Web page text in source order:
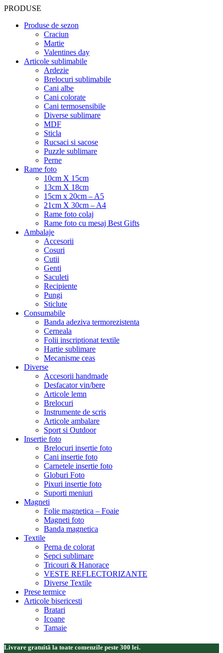
PRODUSE
Produse de sezon
Craciun
Martie
Valentines day
Articole sublimabile
Ardezie
Brelocuri sublimabile
Cani albe
Cani colorate
Cani termosensibile
Diverse sublimare
MDF
Sticla
Rucsaci si sacose
Puzzle sublimare
Perne
Rame foto
10cm X 15cm
13cm X 18cm
15cm x 20cm – A5
21cm X 30cm – A4
Rame foto colaj
Rame foto cu mesaj Best Gifts
Ambalaje
Accesorii
Cosuri
Cutii
Genti
Saculeti
Recipiente
Pungi
Sticlute
Consumabile
Banda adeziva termorezistenta
Cerneala
Folii inscriptionat textile
Hartie sublimare
Mecanisme ceas
Diverse
Accesorii handmade
Desfacator vin/bere
Articole lemn
Brelocuri
Instrumente de scris
Articole ambalare
Sport si Outdoor
Insertie foto
Brelocuri insertie foto
Cani insertie foto
Carnetele insertie foto
Globuri Foto
Pixuri insertie foto
Suporti meniuri
Magneti
Folie magnetica – Foaie
Magneti foto
Banda magnetica
Textile
Perna de colorat
Sepci sublimare
Tricouri & Hanorace
VESTE REFLECTORIZANTE
Diverse Textile
Prese termice
Articole bisericesti
Bratari
Icoane
Tamaie
Livrare gratuită la toate comenzile peste 300 lei.